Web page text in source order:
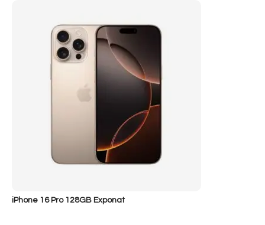
iPhone 16 Pro 128GB Exponat